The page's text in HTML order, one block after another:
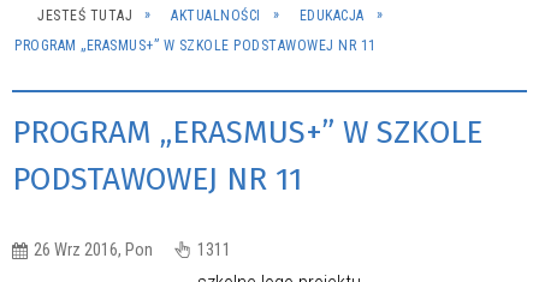
JESTEŚ TUTAJ AKTUALNOŚCI
EDUKACJA
PROGRAM „ERASMUS+” W SZKOLE PODSTAWOWEJ NR 11
PROGRAM „ERASMUS+” W SZKOLE
PODSTAWOWEJ NR 11
26 Wrz 2016, Pon 1311